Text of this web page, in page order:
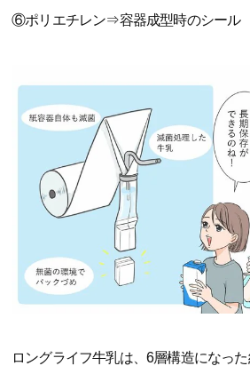
⑥ポリエチレン⇒容器成型時のシール
ロングライフ牛乳は、6層構造になっ